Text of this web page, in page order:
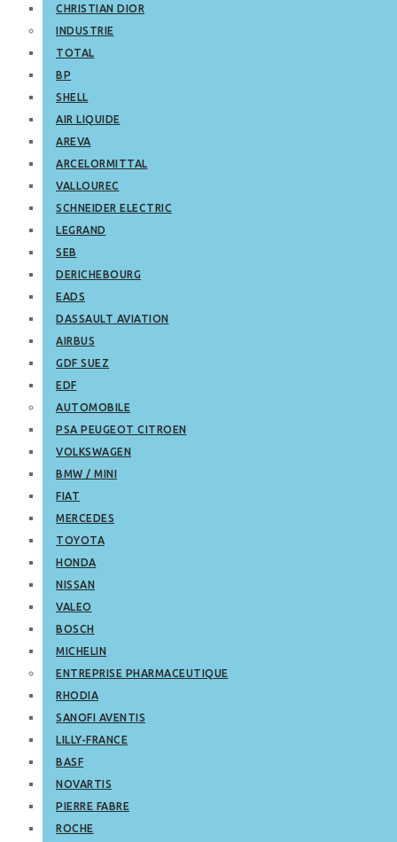
CHRISTIAN DIOR
INDUSTRIE
TOTAL
BP
SHELL
AIR LIQUIDE
AREVA
ARCELORMITTAL
VALLOUREC
SCHNEIDER ELECTRIC
LEGRAND
SEB
DERICHEBOURG
EADS
DASSAULT AVIATION
AIRBUS
GDF SUEZ
EDF
AUTOMOBILE
PSA PEUGEOT CITROEN
VOLKSWAGEN
BMW / MINI
FIAT
MERCEDES
TOYOTA
HONDA
NISSAN
VALEO
BOSCH
MICHELIN
ENTREPRISE PHARMACEUTIQUE
RHODIA
SANOFI AVENTIS
LILLY-FRANCE
BASF
NOVARTIS
PIERRE FABRE
ROCHE